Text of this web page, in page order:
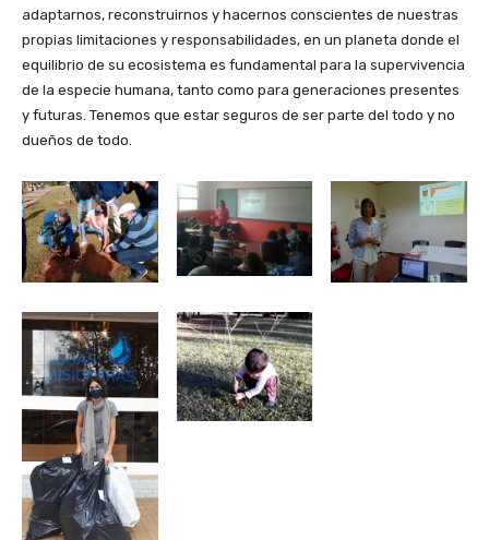
adaptarnos, reconstruirnos y hacernos conscientes de nuestras
propias limitaciones y responsabilidades, en un planeta donde el
equilibrio de su ecosistema es fundamental para la supervivencia
de la especie humana, tanto como para generaciones presentes
y futuras. Tenemos que estar seguros de ser parte del todo y no
dueños de todo.